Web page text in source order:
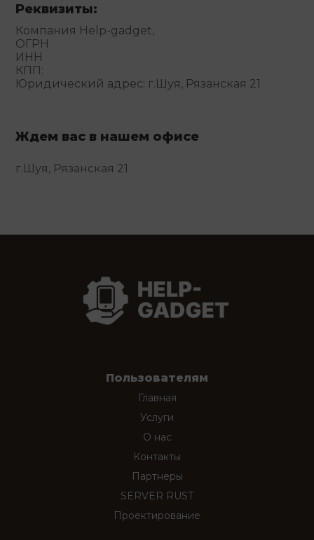
Реквизиты:
Компания Help-gadget,
ОГРН
ИНН
КПП:
Юридический адрес: г.Шуя, Рязанская 21
Ждем вас в нашем офисе
г.Шуя, Рязанская 21
Пользователям
Главная
Услуги
О нас
Контакты
Партнеры
SERVER RUST
Проектирование